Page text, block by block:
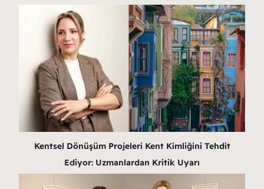
Kentsel Dönüşüm Projeleri Kent Kimliğini Tehdit
Ediyor: Uzmanlardan Kritik Uyarı